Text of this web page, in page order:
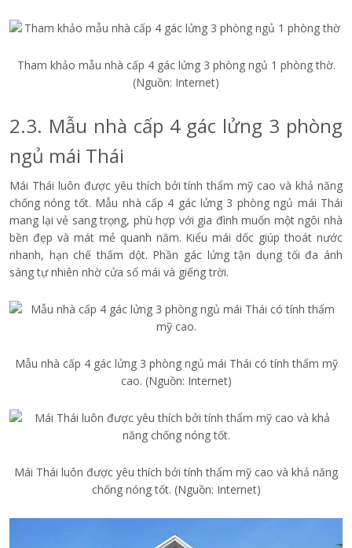
Tham khảo mẫu nhà cấp 4 gác lửng 3 phòng ngủ 1 phòng thờ.
(Nguồn: Internet)
2.3. Mẫu nhà cấp 4 gác lửng 3 phòng
ngủ mái Thái
Mái Thái luôn được yêu thích bởi tính thẩm mỹ cao và khả năng
chống nóng tốt. Mẫu nhà cấp 4 gác lửng 3 phòng ngủ mái Thái
mang lại vẻ sang trọng, phù hợp với gia đình muốn một ngôi nhà
bền đẹp và mát mẻ quanh năm. Kiểu mái dốc giúp thoát nước
nhanh, hạn chế thấm dột. Phần gác lửng tận dụng tối đa ánh
sáng tự nhiên nhờ cửa sổ mái và giếng trời.
Mẫu nhà cấp 4 gác lửng 3 phòng ngủ mái Thái có tính thẩm mỹ
cao. (Nguồn: Internet)
Mái Thái luôn được yêu thích bởi tính thẩm mỹ cao và khả năng
chống nóng tốt. (Nguồn: Internet)